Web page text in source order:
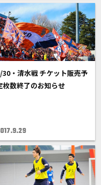
30・清水戦 チケット販売予
枚数終了のお知らせ